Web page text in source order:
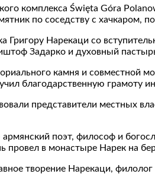
комплекса Święta Góra
по соседству с
Григору Нарекаци со
Задарко и духовный
камня и совместной
благодарственную грамоту
представители местных
поэт, философ и
провел в монастыре Нарек на
творение Нарекаци,